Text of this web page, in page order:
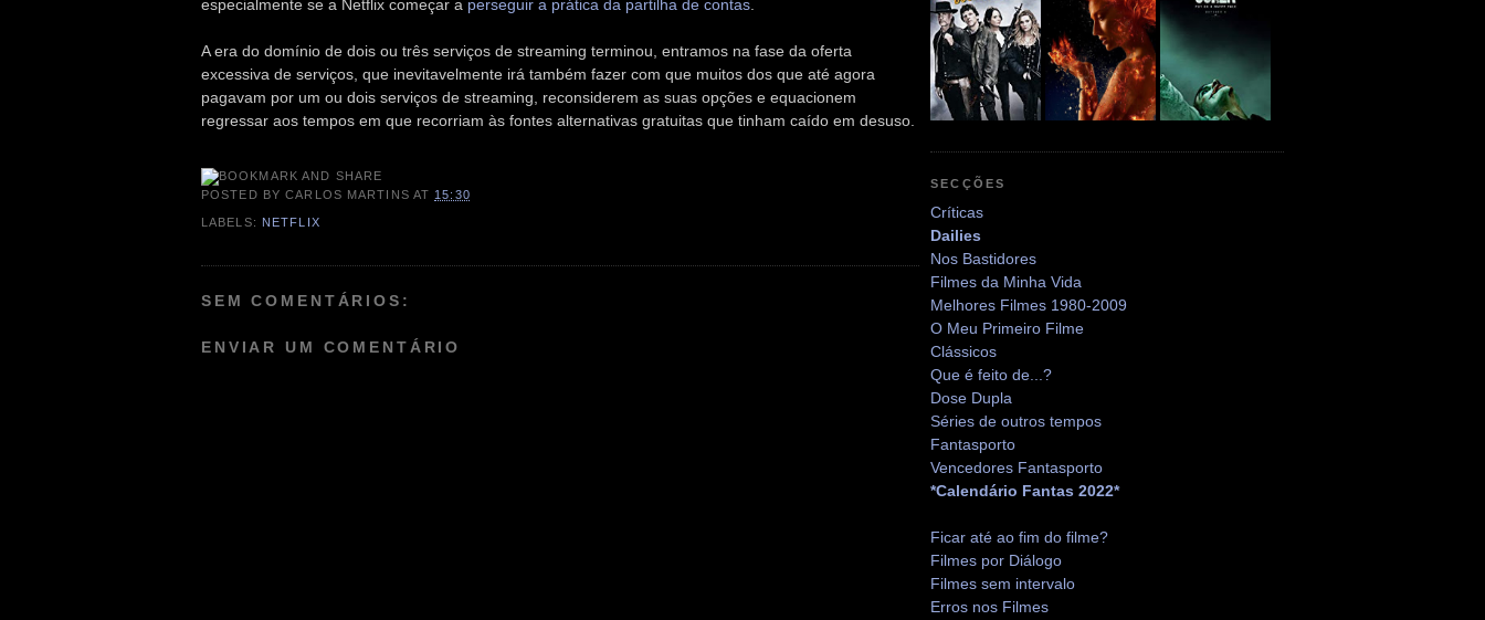
especialmente se a Netflix começar a perseguir a prática da partilha de contas
A era do domínio de dois ou três serviços de streaming terminou, entramos na fase da oferta
excessiva de serviços, que inevitavelmente irá também fazer com que muitos dos que até agora
pagavam por um ou dois serviços de streaming, reconsiderem as suas opções e equacionem
regressar aos tempos em que recorriam às fontes alternativas gratuitas que tinham caído em desuso.
POSTED BYCARLOS MARTINS AT 15:30
LABELS: NETFLIX
SEM COMENTÁRIOS:
ENVIAR UM COMENTÁRIO
SECÇÕES
Críticas
Dailies
Nos Bastidores
Filmes da Minha Vida
Melhores Filmes 1980-2009
O Meu Primeiro Filme
Clássicos
Que é feito de...?
Dose Dupla
Séries de outros tempos
Fantasporto
Vencedores Fantasporto
*Calendário Fantas 2022*
Ficar até ao fim do filme?
Filmes por Diálogo
Filmes sem intervalo
Erros nos Filmes